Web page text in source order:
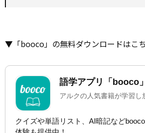
▼「booco」の無料ダウンロードはこ